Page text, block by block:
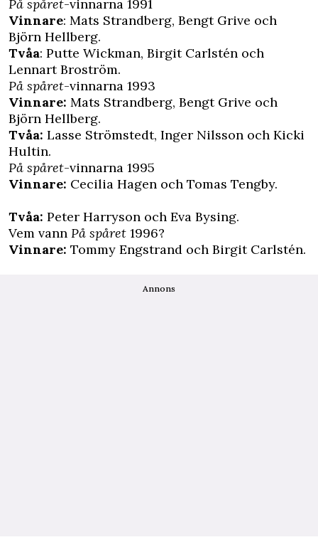
På spåret-vinnarna 1991
Vinnare: Mats Strandberg, Bengt Grive och
Björn Hellberg.
Tvåa: Putte Wickman, Birgit Carlstén och
Lennart Broström.
På spåret-vinnarna 1993
Vinnare: Mats Strandberg, Bengt Grive och
Björn Hellberg.
Tvåa: Lasse Strömstedt, Inger Nilsson och Kicki
Hultin.
På spåret-vinnarna 1995
Vinnare: Cecilia Hagen och Tomas Tengby.
Tvåa: Peter Harryson och Eva Bysing.
Vem vann På spåret 1996?
Vinnare: Tommy Engstrand och Birgit Carlstén.
Annons